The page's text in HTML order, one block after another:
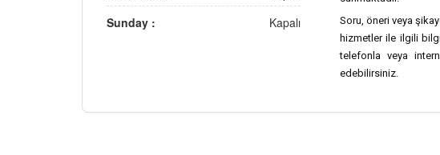
Sunday :
Kapalı
Soru, öneri veya
hizmetler ile ilgili
telefonla veya
edebilirsiniz.